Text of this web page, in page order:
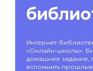
Интернет-
«Онлайн-школы».
домашнее задание,
вспомнить прошлые